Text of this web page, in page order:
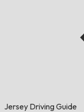
Jersey Driving Guide